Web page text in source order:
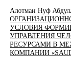
Алотман Нуф
УСЛОВИЯ
УПРАВЛЕНИЯ
РЕСУРСАМИ В
КОМПАНИИ